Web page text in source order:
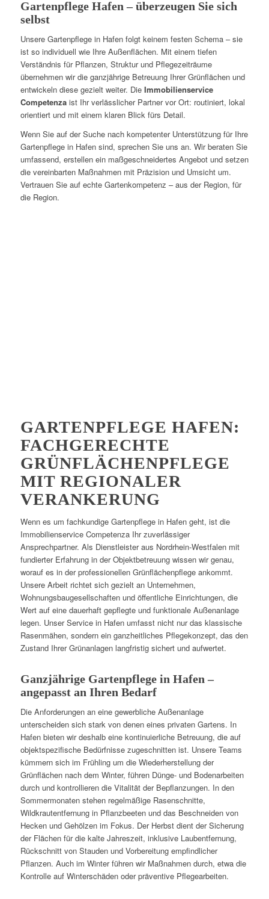
Gartenpflege Hafen – überzeugen Sie sich
selbst
Unsere Gartenpflege in Hafen folgt keinem festen Schema – sie
ist so individuell wie Ihre Außenflächen. Mit einem tiefen
Verständnis für Pflanzen, Struktur und Pflegezeiträume
übernehmen wir die ganzjährige Betreuung Ihrer Grünflächen und
entwickeln diese gezielt weiter. Die Immobilienservice
Competenzaist Ihr verlässlicher Partner vor Ort: routiniert, lokal
orientiert und mit einem klaren Blick fürs Detail.
Wenn Sie auf der Suche nach kompetenter Unterstützung für Ihre
Gartenpflege in Hafen sind, sprechen Sie uns an. Wir beraten Sie
umfassend, erstellen ein maßgeschneidertes Angebot und setzen
die vereinbarten Maßnahmen mit Präzision und Umsicht um.
Vertrauen Sie auf echte Gartenkompetenz – aus der Region, für
die Region.
GARTENPFLEGE HAFEN:
FACHGERECHTE
GRÜNFLÄCHENPFLEGE
MIT REGIONALER
VERANKERUNG
Wenn es um fachkundige Gartenpflege in Hafen geht, ist die
Immobilienservice Competenza Ihr zuverlässiger
Ansprechpartner. Als Dienstleister aus Nordrhein-Westfalen mit
fundierter Erfahrung in der Objektbetreuung wissen wir genau,
worauf es in der professionellen Grünflächenpflege ankommt.
Unsere Arbeit richtet sich gezielt an Unternehmen,
Wohnungsbaugesellschaften und öffentliche Einrichtungen, die
Wert auf eine dauerhaft gepflegte und funktionale Außenanlage
legen. Unser Service in Hafen umfasst nicht nur das klassische
Rasenmähen, sondern ein ganzheitliches Pflegekonzept, das den
Zustand Ihrer Grünanlagen langfristig sichert und aufwertet.
Ganzjährige Gartenpflege in Hafen –
angepasst an Ihren Bedarf
Die Anforderungen an eine gewerbliche Außenanlage
unterscheiden sich stark von denen eines privaten Gartens. In
Hafen bieten wir deshalb eine kontinuierliche Betreuung, die auf
objektspezifische Bedürfnisse zugeschnitten ist. Unsere Teams
kümmern sich im Frühling um die Wiederherstellung der
Grünflächen nach dem Winter, führen Dünge- und Bodenarbeiten
durch und kontrollieren die Vitalität der Bepflanzungen. In den
Sommermonaten stehen regelmäßige Rasenschnitte,
Wildkrautentfernung in Pflanzbeeten und das Beschneiden von
Hecken und Gehölzen im Fokus. Der Herbst dient der Sicherung
der Flächen für die kalte Jahreszeit, inklusive Laubentfernung,
Rückschnitt von Stauden und Vorbereitung empfindlicher
Pflanzen. Auch im Winter führen wir Maßnahmen durch, etwa die
Kontrolle auf Winterschäden oder präventive Pflegearbeiten.